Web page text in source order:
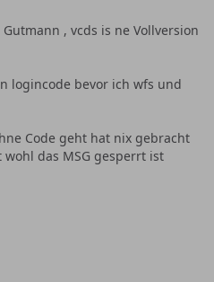
, vcds is ne Vollversion
logincode bevor ich wfs und
Code geht hat nix gebracht
das MSG gesperrt ist